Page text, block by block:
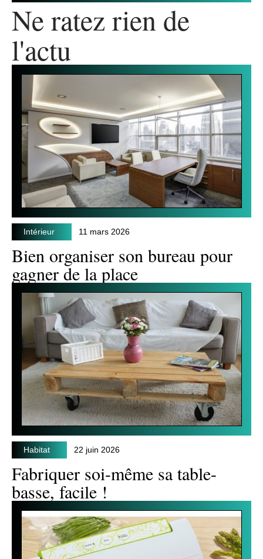
Ne ratez rien de
l'actu
Intérieur 11 mars 2026
Bien organiser son bureau pour
gagner de la place
Habitat 22 juin 2026
Fabriquer soi-même sa table-
basse, facile !